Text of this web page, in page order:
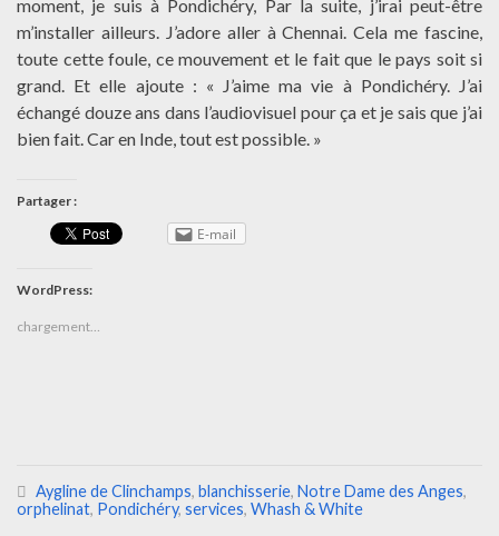
moment, je suis à Pondichéry, Par la suite, j’irai peut-être
m’installer ailleurs. J’adore aller à Chennai. Cela me fascine,
toute cette foule, ce mouvement et le fait que le pays soit si
grand. Et elle ajoute : « J’aime ma vie à Pondichéry. J’ai
échangé douze ans dans l’audiovisuel pour ça et je sais que j’ai
bien fait. Car en Inde, tout est possible. »
Partager :
E-mail
WordPress:
chargement…
Aygline de Clinchamps, blanchisserie, Notre Dame des Anges,
orphelinat, Pondichéry, services, Whash & White